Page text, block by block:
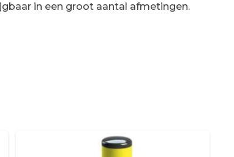
in een groot aantal afmetingen.